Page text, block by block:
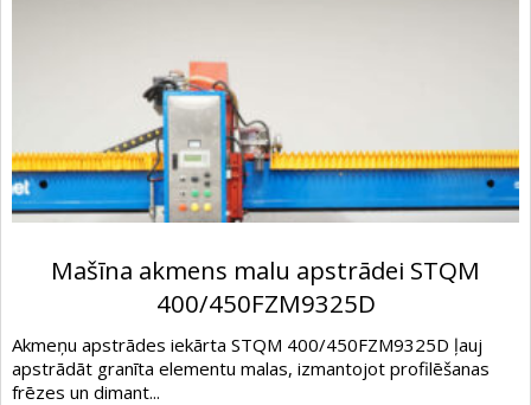
Mašīna akmens malu apstrādei STQM
400/450FZM9325D
Akmeņu apstrādes iekārta STQM 400/450FZM9325D ļauj
apstrādāt granīta elementu malas, izmantojot profilēšanas
frēzes un dimant...